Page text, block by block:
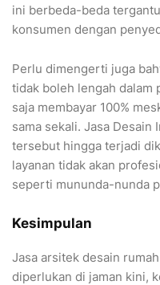
ini berbeda-beda
konsumen dengan
Perlu dimengerti juga
tidak boleh lengah dalam
saja membayar 100%
sama sekali. Jasa
tersebut hingga terjadi
layanan tidak akan
seperti mununda-nunda
Kesimpulan
Jasa arsitek desain
diperlukan di jaman kini,